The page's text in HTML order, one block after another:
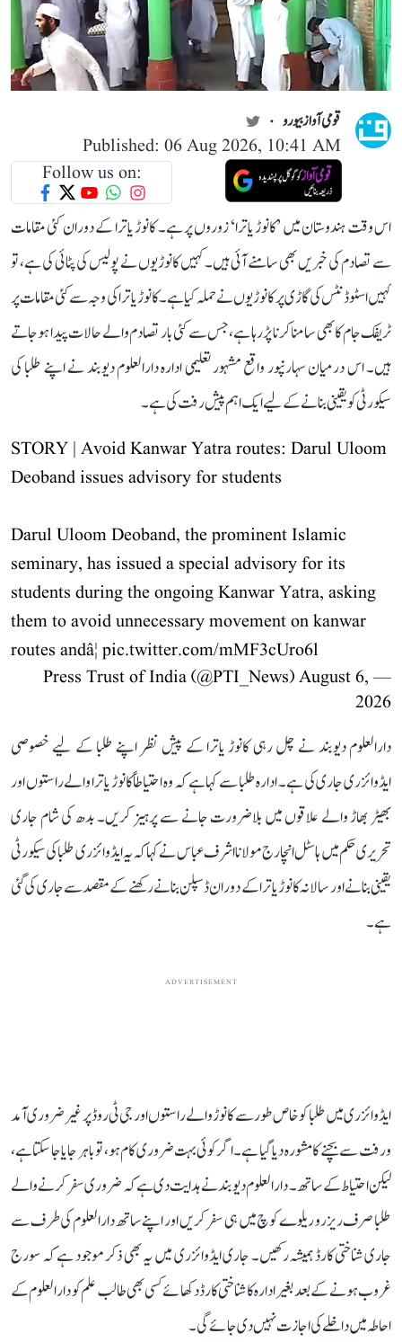
قومی آواز بیورو
Published: 06 Aug 2026, 10:41 AM
Follow us on:
اس وقت ہندوستان میں ’کانوڑ یاترا‘ زوروں پر ہے۔ کانوڑ یاترا کے دوران کئی مقامات
سے تصادم کی خبریں بھی سامنے آئی ہیں۔ کہیں کانوڑیوں نے پولیس کی پٹائی کی ہے، تو
کہیں اسٹوڈنٹس کی گاڑی پر کانوڑیوں نے حملہ کیا ہے۔ کانوڑ یاترا کی وجہ سے کئی مقامات پر
ٹریفک جام کا بھی سامنا کرنا پڑ رہا ہے، جس سے کئی بار تصادم والے حالات پیدا ہو جاتے
ہیں۔ اس درمیان سہارنپور واقع مشہور تعلیمی ادارہ دارالعلوم دیوبند نے اپنے طلبا کی
سیکورٹی کو یقینی بنانے کے لیے ایک اہم پیش رفت کی ہے۔
STORY | Avoid Kanwar Yatra routes: Darul Uloom
Deoband issues advisory for students
Darul Uloom Deoband, the prominent Islamic
seminary, has issued a special advisory for its
students during the ongoing Kanwar Yatra, asking
them to avoid unnecessary movement on kanwar
routes andâ¦ pic.twitter.com/mMF3cUro6l
— Press Trust of India (@PTI_News)
August 6,
2026
دارالعلوم دیوبند نے چل رہی کانوڑ یاترا کے پیش نظر اپنے طلبا کے لیے خصوصی
ایڈوائزری جاری کی ہے۔ ادارہ طلبا سے کہا ہے کہ وہ احتیاطاً کانوڑ یاترا والے راستوں اور
بھیڑ بھاڑ والے علاقوں میں بلاضرورت جانے سے پرہیز کریں۔ بدھ کی شام جاری
تحریری حکم میں ہاسٹل انچارج مولانا اشرف عباس نے کہا کہ یہ ایڈوائزری طلبا کی سیکورٹی
یقینی بنانے اور سالانہ کانوڑ یاترا کے دوران ڈسپلن بنانے رکھنے کے مقصد سے جاری کی گئی
ہے۔
ADVERTISEMENT
ایڈوائزری میں طلبا کو خاص طور سے کانوڑ والے راستوں اور جی ٹی روڈ پر غیر ضروری آمد
و رفت سے بچنے کا مشورہ دیا گیا ہے۔ اگر کوئی بہت ضروری کام ہو، تو باہر جایا جا سکتا ہے،
لیکن احتیاط کے ساتھ۔ دارالعلوم دیوبند نے ہدایت دی ہے کہ ضروری سفر کرنے والے
طلبا صرف ریزرو ریلوے کوچ میں ہی سفر کریں اور اپنے ساتھ دارالعلوم کی طرف سے
جاری شناختی کارڈ ہمیشہ رکھیں۔ جاری ایڈوائزری میں یہ بھی ذکر موجود ہے کہ سورج
غروب ہونے کے بعد بغیر ادارہ کا شناختی کارڈ دکھائے کسی بھی طالب علم کو دارالعلوم کے
احاطہ میں داخلے کی اجازت نہیں دی جائے گی۔